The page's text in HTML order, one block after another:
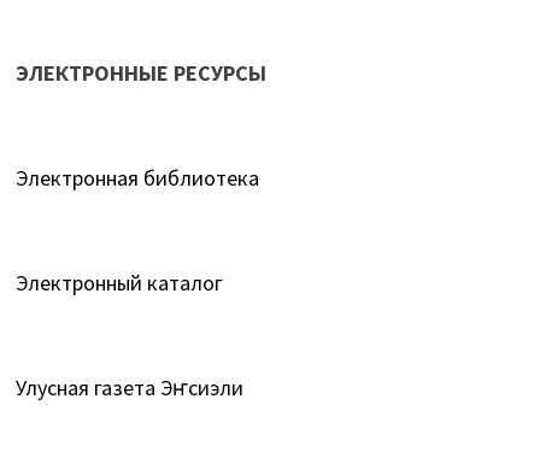
ЭЛЕКТРОННЫЕ РЕСУРСЫ
Электронная библиотека
Электронный каталог
Улусная газета Эҥсиэли